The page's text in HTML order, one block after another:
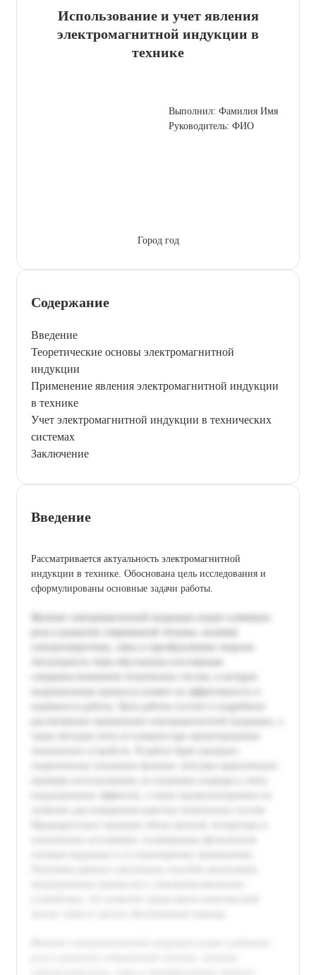
Использование и учет явления
электромагнитной индукции в
технике
Выполнил: Фамилия Имя
Руководитель: ФИО
Город год
Содержание
Введение
Теоретические основы электромагнитной
индукции
Применение явления электромагнитной индукции
в технике
Учет электромагнитной индукции в технических
системах
Заключение
Введение
Рассматривается актуальность электромагнитной
индукции в технике. Обоснована цель исследования и
сформулированы основные задачи работы.